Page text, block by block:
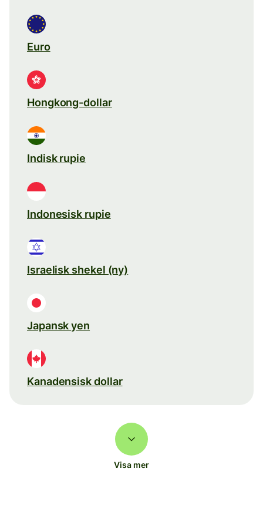
Euro
Hongkong-dollar
Indisk rupie
Indonesisk rupie
Israelisk shekel (ny)
Japansk yen
Kanadensisk dollar
Visa mer